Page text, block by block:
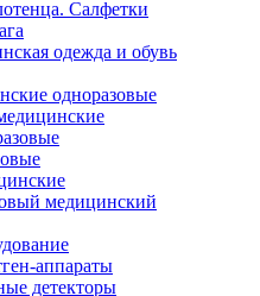
Салфетки
одежда и обувь
одноразовые
медицинский
аппараты
детекторы